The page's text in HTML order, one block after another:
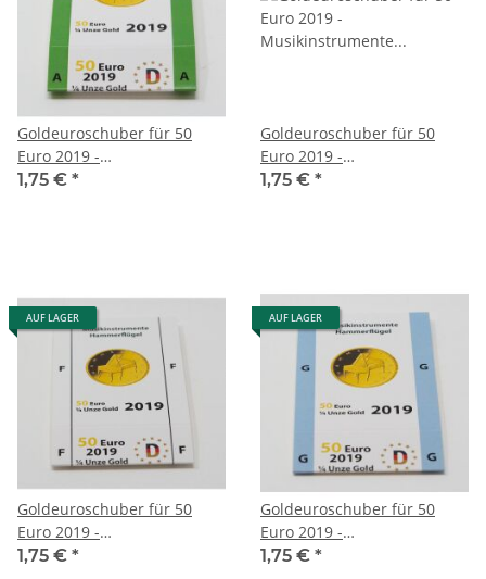
Goldeuroschuber für 50
Euro 2019 -
Musikinstrumente -
1,75 € *
Goldeuroschuber für 50
Euro 2019 -
Musikinstrumente -
1,75 € *
AUF LAGER
Goldeuroschuber für 50
Euro 2019 -
Musikinstrumente -
1,75 € *
AUF LAGER
Goldeuroschuber für 50
Euro 2019 -
Musikinstrumente -
1,75 € *